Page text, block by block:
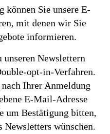
Sie unsere E-
mit denen wir Sie
informieren.
Newslettern
opt-in-Verfahren.
Ihrer Anmeldung
E-Mail-Adresse
um Bestätigung bitten,
Newsletters wünschen.